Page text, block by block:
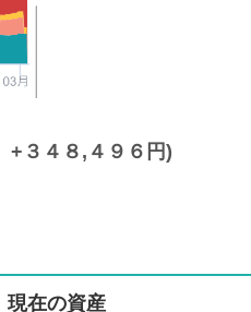
３４８,４９６円)
在の資産